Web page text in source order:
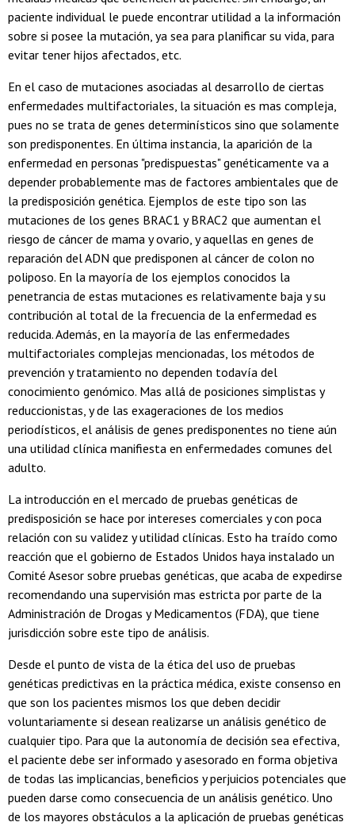
paciente individual le puede encontrar utilidad a la información
sobre si posee la mutación, ya sea para planificar su vida, para
evitar tener hijos afectados, etc.
En el caso de mutaciones asociadas al desarrollo de ciertas
enfermedades multifactoriales, la situación es mas compleja,
pues no se trata de genes determinísticos sino que solamente
son predisponentes. En última instancia, la aparición de la
enfermedad en personas "predispuestas" genéticamente va a
depender probablemente mas de factores ambientales que de
la predisposición genética. Ejemplos de este tipo son las
mutaciones de los genes BRAC1 y BRAC2 que aumentan el
riesgo de cáncer de mama y ovario, y aquellas en genes de
reparación del ADN que predisponen al cáncer de colon no
poliposo. En la mayoría de los ejemplos conocidos la
penetrancia de estas mutaciones es relativamente baja y su
contribución al total de la frecuencia de la enfermedad es
reducida. Además, en la mayoría de las enfermedades
multifactoriales complejas mencionadas, los métodos de
prevención y tratamiento no dependen todavía del
conocimiento genómico. Mas allá de posiciones simplistas y
reduccionistas, y de las exageraciones de los medios
periodísticos, el análisis de genes predisponentes no tiene aún
una utilidad clínica manifiesta en enfermedades comunes del
adulto.
La introducción en el mercado de pruebas genéticas de
predisposición se hace por intereses comerciales y con poca
relación con su validez y utilidad clínicas. Esto ha traído como
reacción que el gobierno de Estados Unidos haya instalado un
Comité Asesor sobre pruebas genéticas, que acaba de expedirse
recomendando una supervisión mas estricta por parte de la
Administración de Drogas y Medicamentos (FDA), que tiene
jurisdicción sobre este tipo de análisis.
Desde el punto de vista de la ética del uso de pruebas
genéticas predictivas en la práctica médica, existe consenso en
que son los pacientes mismos los que deben decidir
voluntariamente si desean realizarse un análisis genético de
cualquier tipo. Para que la autonomía de decisión sea efectiva,
el paciente debe ser informado y asesorado en forma objetiva
de todas las implicancias, beneficios y perjuicios potenciales que
pueden darse como consecuencia de un análisis genético. Uno
de los mayores obstáculos a la aplicación de pruebas genéticas